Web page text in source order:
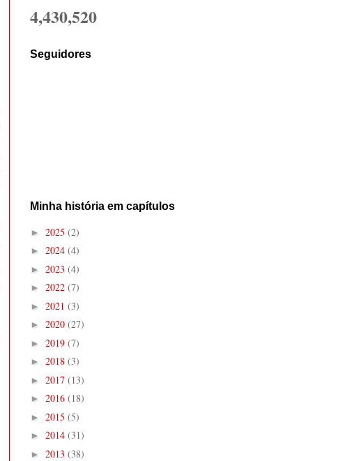
4,430,520
Seguidores
Minha história em capítulos
► 2025 (2)
► 2024 (4)
► 2023 (4)
► 2022 (7)
► 2021 (3)
► 2020 (27)
► 2019 (7)
► 2018 (3)
► 2017 (13)
► 2016 (18)
► 2015 (5)
► 2014 (31)
► 2013 (38)